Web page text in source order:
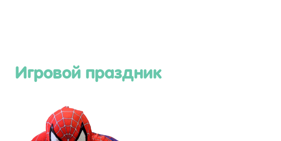
Игровой праздник